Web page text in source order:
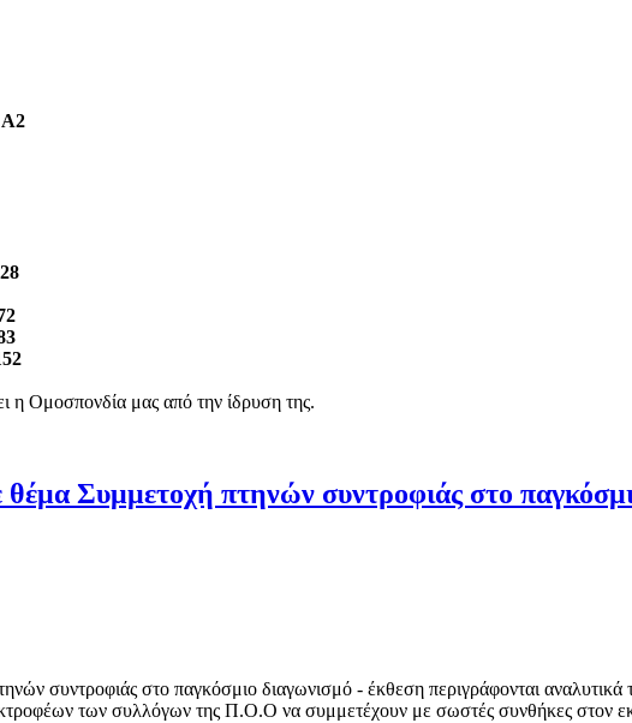
Α2
η Ομοσπονδία μας από την ίδρυση της.
Συμμετοχή πτηνών συντροφιάς στο
συντροφιάς στο παγκόσμιο διαγωνισμό - έκθεση περιγράφονται αναλυτικά
των συλλόγων της Π.Ο.Ο να συμμετέχουν με σωστές συνθήκες στον